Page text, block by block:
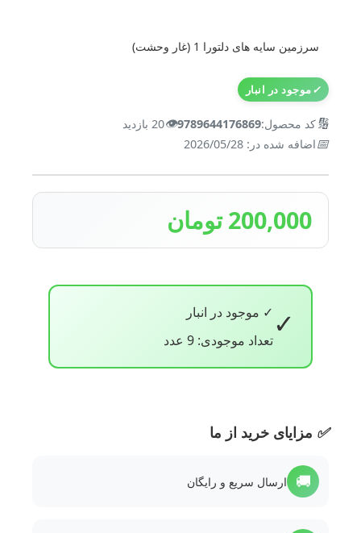
سرزمین سایه های دلتورا 1 (غار وحشت)
✓موجود در انبار
🔢کد محصول:9789644176869
👁️20 بازدید
📅اضافه شده در: 2026/05/28
200,000 تومان
✓ ✓ موجود در انبار
تعداد موجودی: 9 عدد
✅ مزایای خرید از ما
🚚 ارسال سریع و رایگان